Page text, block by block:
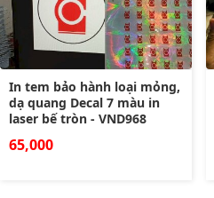
In tem bảo hành loại mỏng,
dạ quang Decal 7 màu in
laser bế tròn - VND968
65,000